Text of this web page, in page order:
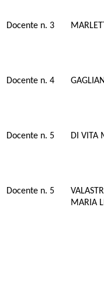
Docente n. 3
Docente n. 4
Docente n. 5 DI VITA
Docente n. 5
MARIA